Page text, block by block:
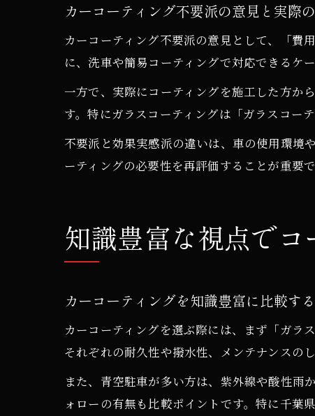
カーコーティング不要派の意見と実際
カーコーティング不要派の意見として、「費
に、洗車や簡易コーティングで対応できるケ
一方で、実際にコーティングを施工した方か
す。特にガラスコーティングは「ガラスコー
不要派と効果実感派の違いは、車の使用環境
ーティングの必要性を再評価することが重要で
知識豊富な視点で
カーコーティングを知識豊富に比較す
カーコーティングを選ぶ際には、まず「ガラ
それぞれの耐久性や撥水性、メンテナンスの
また、青空駐車が多い方は、紫外線や酸性雨
ォローの有無も比較ポイントです。特に千葉